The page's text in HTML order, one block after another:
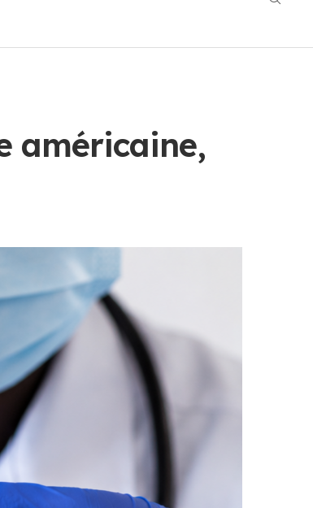
américaine,